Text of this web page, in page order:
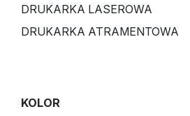
DRUKARKA LASEROWA
DRUKARKA ATRAMENTOWA
KOLOR